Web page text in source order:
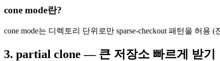
cone mode란?
cone mode는 디렉토리 단위로만 sparse-checkout 패턴을 허
3. partial clone — 큰 저장소 빠르게 받기